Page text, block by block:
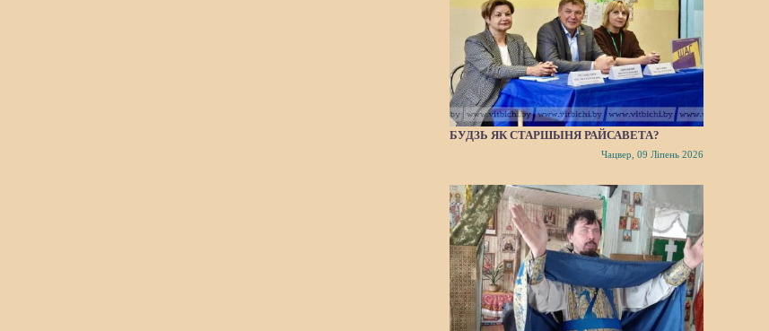
БУДЗЬ ЯК СТАРШЫНЯ РАЙСАВЕТА?
Чацвер, 09 Ліпень 2026